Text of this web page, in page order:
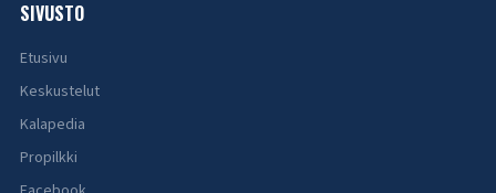
SIVUSTO
Etusivu
Keskustelut
Kalapedia
Propilkki